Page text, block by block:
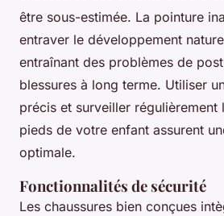
être sous-estimée. La pointure
entraver le développement
entraînant des problèmes de
blessures à long terme. Utiliser
précis et surveiller régulièrement
pieds de votre enfant assurent
optimale.
Fonctionnalités de sécurité
Les chaussures bien conçues